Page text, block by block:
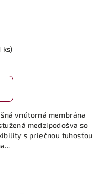
ks)
vnútorná membrána
medzipodošva so
s priečnou tuhosťou